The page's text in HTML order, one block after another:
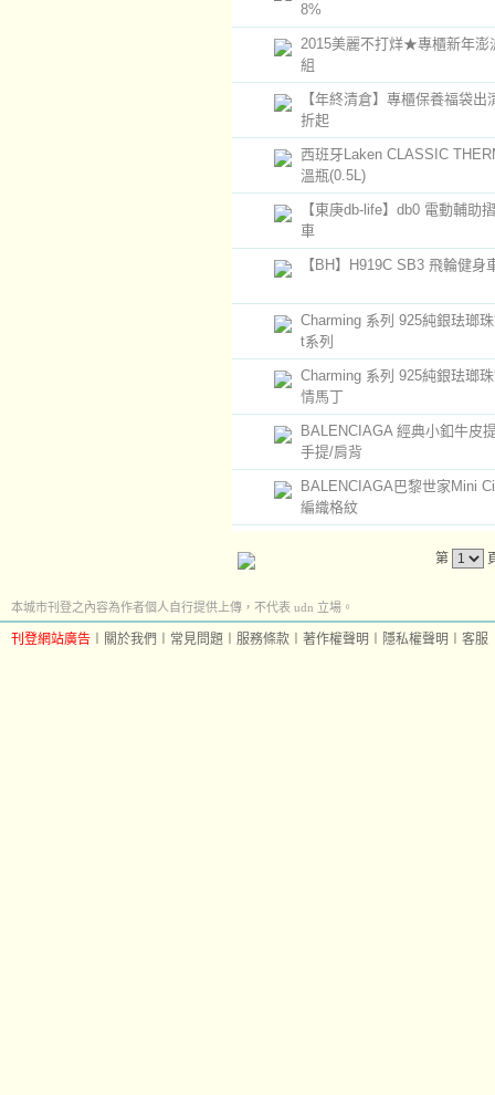
8%
2015美麗不打烊★專櫃新年澎
組
【年終清倉】專櫃保養福袋
折起
西班牙Laken CLASSIC
溫瓶(0.5L)
【東庚db-life】db0 電動輔助
車
【BH】H919C SB3 飛輪健身
Charming 系列 925純銀珐瑯
t系列
Charming 系列 925純銀珐瑯
情馬丁
BALENCIAGA 經典小釦牛皮
手提/肩背
BALENCIAGA巴黎世家Mini
編織格紋
第
本城市刊登之內容為作者個人自行提供上傳，不代表 udn 立場。
刊登網站廣告 關於我們 常見問題 服務條款 著作權聲明 隱私權聲明 客服